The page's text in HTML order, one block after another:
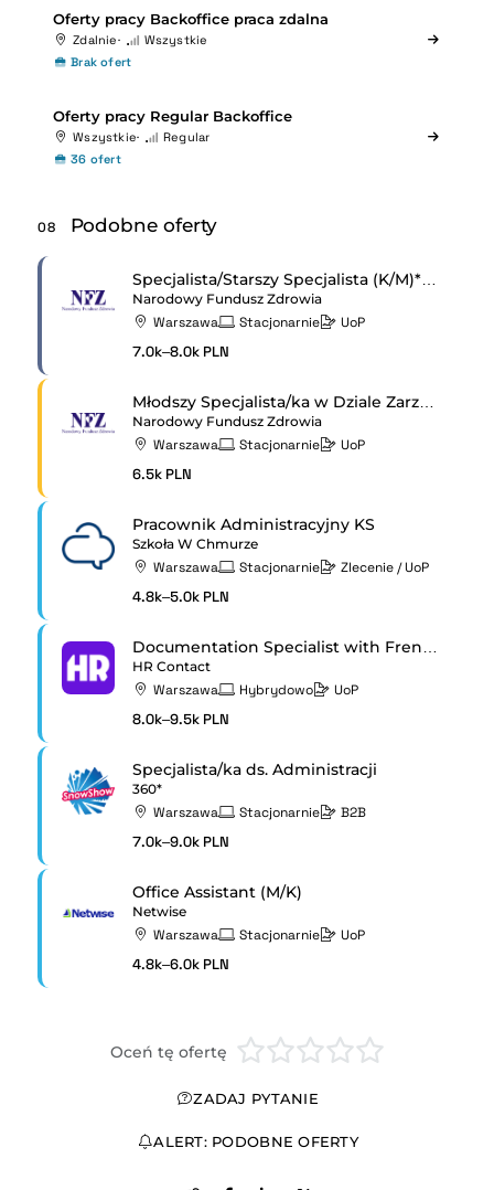
Oferty pracy Backoffice praca zdalna
Zdalnie
Wszystkie
Brak ofert
Oferty pracy Regular Backoffice
Wszystkie
Regular
36 ofert
08 Podobne oferty
Specjalista/Starszy Specjalista (K/M)* w Sekcji Zamówień Informatycznych w Departamencie Informatyki
Narodowy Fundusz Zdrowia
Warszawa Stacjonarnie UoP
7.0k–8.0k PLN
Młodszy Specjalista/ka w Dziale Zarządzania Informacją i Wsparcia Organizacyjnego
Narodowy Fundusz Zdrowia
Warszawa Stacjonarnie UoP
6.5k PLN
Pracownik Administracyjny KS
Szkoła W Chmurze
Warszawa Stacjonarnie Zlecenie / UoP
4.8k–5.0k PLN
Documentation Specialist with French
HR Contact
Warszawa Hybrydowo UoP
8.0k–9.5k PLN
Specjalista/ka ds. Administracji
360*
Warszawa Stacjonarnie B2B
7.0k–9.0k PLN
Office Assistant (M/K)
Netwise
Warszawa Stacjonarnie UoP
4.8k–6.0k PLN
Oceń tę ofertę
ZADAJ PYTANIE
ALERT: PODOBNE OFERTY